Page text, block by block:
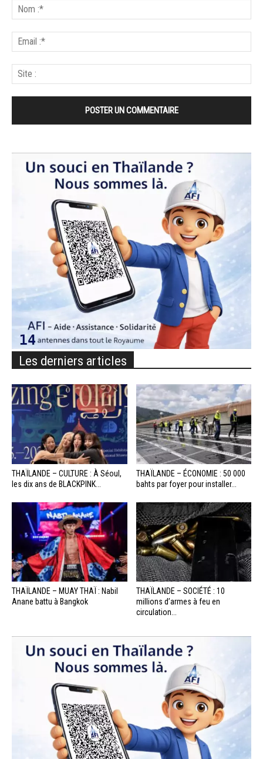
Les derniers articles
THAÏLANDE – CULTURE : À Séoul,
les dix ans de BLACKPINK...
THAÏLANDE – ÉCONOMIE : 50 000
bahts par foyer pour installer...
THAÏLANDE – MUAY THAÏ : Nabil
Anane battu à Bangkok
THAÏLANDE – SOCIÉTÉ : 10
millions d’armes à feu en
circulation...